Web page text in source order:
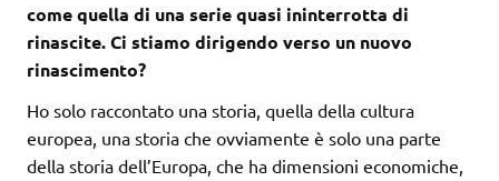
come quella di una serie quasi ininterrotta di
rinascite. Ci stiamo dirigendo verso un nuovo
rinascimento?
Ho solo raccontato una storia, quella della cultura
europea, una storia che ovviamente è solo una parte
della storia dell’Europa, che ha dimensioni economiche,